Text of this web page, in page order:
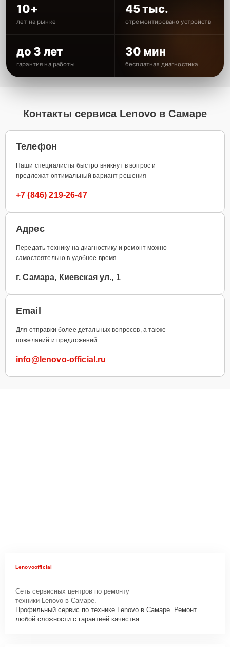
10+
лет на рынке
45 тыс.
отремонтировано устройств
до 3 лет
гарантия на работы
30 мин
бесплатная диагностика
Контакты сервиса Lenovo в Самаре
Телефон
Наши специалисты быстро вникнут в вопрос и
предложат оптимальный вариант решения
+7 (846) 219-26-47
Адрес
Передать технику на диагностику и ремонт можно
самостоятельно в удобное время
г. Самара, Киевская ул., 1
Email
Для отправки более детальных вопросов, а также
пожеланий и предложений
info@lenovo-official.ru
Lenovoofficial
Сеть сервисных центров по ремонту
техники Lenovo в Самаре.
Профильный сервис по технике Lenovo в Самаре. Ремонт
любой сложности с гарантией качества.